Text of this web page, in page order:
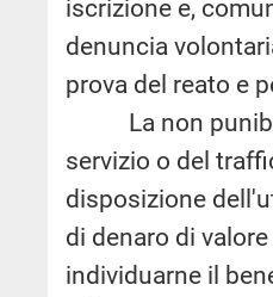
iscrizione e,
denuncia
prova del reato e
La non
servizio o del
disposizione
di denaro di
individuarne il